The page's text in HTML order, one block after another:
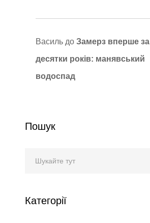
Васильдо Замерз вперше за
десятки років: манявський
водоспад
Пошук
Категорії